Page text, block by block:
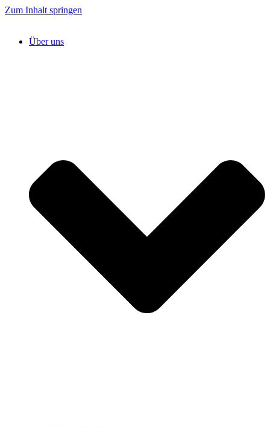
Zum Inhalt springen
Über uns